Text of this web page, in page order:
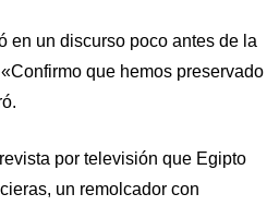
en un discurso poco antes de la
que hemos preservado
por televisión que Egipto
un remolcador con